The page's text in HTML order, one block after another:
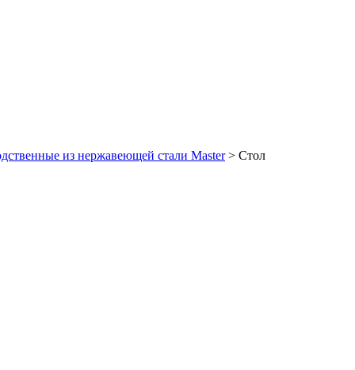
из нержавеющей стали Master> Стол